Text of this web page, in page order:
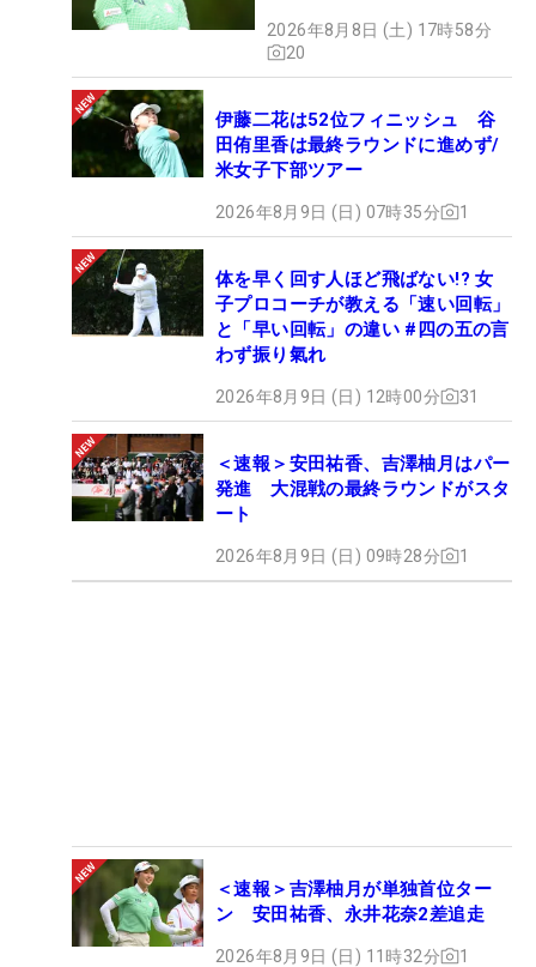
2026年8月8日 (土) 17時58分
20
伊藤二花は52位フィニッシュ 谷
田侑里香は最終ラウンドに進めず/
米女子下部ツアー
2026年8月9日 (日) 07時35分 1
体を早く回す人ほど飛ばない!? 女
子プロコーチが教える「速い回転」
と「早い回転」の違い #四の五の言
わず振り氣れ
2026年8月9日 (日) 12時00分 31
＜速報＞安田祐香、吉澤柚月はパー
発進 大混戦の最終ラウンドがスタ
ート
2026年8月9日 (日) 09時28分 1
＜速報＞吉澤柚月が単独首位ター
ン 安田祐香、永井花奈2差追走
2026年8月9日 (日) 11時32分 1